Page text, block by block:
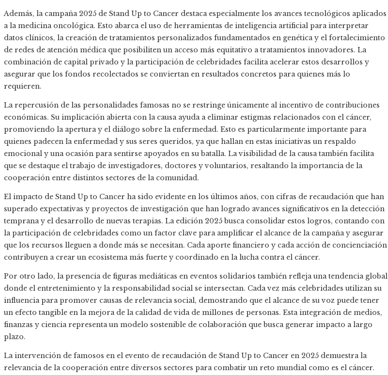
Además, la campaña 2025 de Stand Up to Cancer destaca especialmente los avances tecnológicos aplicados
a la medicina oncológica. Esto abarca el uso de herramientas de inteligencia artificial para interpretar
datos clínicos, la creación de tratamientos personalizados fundamentados en genética y el fortalecimiento
de redes de atención médica que posibiliten un acceso más equitativo a tratamientos innovadores. La
combinación de capital privado y la participación de celebridades facilita acelerar estos desarrollos y
asegurar que los fondos recolectados se conviertan en resultados concretos para quienes más lo
requieren.
La repercusión de las personalidades famosas no se restringe únicamente al incentivo de contribuciones
económicas. Su implicación abierta con la causa ayuda a eliminar estigmas relacionados con el cáncer,
promoviendo la apertura y el diálogo sobre la enfermedad. Esto es particularmente importante para
quienes padecen la enfermedad y sus seres queridos, ya que hallan en estas iniciativas un respaldo
emocional y una ocasión para sentirse apoyados en su batalla. La visibilidad de la causa también facilita
que se destaque el trabajo de investigadores, doctores y voluntarios, resaltando la importancia de la
cooperación entre distintos sectores de la comunidad.
El impacto de Stand Up to Cancer ha sido evidente en los últimos años, con cifras de recaudación que han
superado expectativas y proyectos de investigación que han logrado avances significativos en la detección
temprana y el desarrollo de nuevas terapias. La edición 2025 busca consolidar estos logros, contando con
la participación de celebridades como un factor clave para amplificar el alcance de la campaña y asegurar
que los recursos lleguen a donde más se necesitan. Cada aporte financiero y cada acción de concienciación
contribuyen a crear un ecosistema más fuerte y coordinado en la lucha contra el cáncer.
Por otro lado, la presencia de figuras mediáticas en eventos solidarios también refleja una tendencia global
donde el entretenimiento y la responsabilidad social se intersectan. Cada vez más celebridades utilizan su
influencia para promover causas de relevancia social, demostrando que el alcance de su voz puede tener
un efecto tangible en la mejora de la calidad de vida de millones de personas. Esta integración de medios,
finanzas y ciencia representa un modelo sostenible de colaboración que busca generar impacto a largo
plazo.
La intervención de famosos en el evento de recaudación de Stand Up to Cancer en 2025 demuestra la
relevancia de la cooperación entre diversos sectores para combatir un reto mundial como es el cáncer.